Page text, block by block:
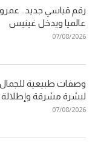
رقم قياسي جديد.. عمرو
عالميا ويدخل غينيس
07/08/2026
وصفات طبيعية
لبشرة مشرقة
07/08/2026